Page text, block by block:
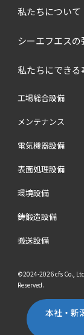
私たちについて
シーエフエスの
私たちにできる
工場総合設備
メンテナンス
電気機器設備
表面処理設備
環境設備
鋳鍛造設備
搬送設備
©2024-2026 cfs Co.,
Reserved.
本社・新